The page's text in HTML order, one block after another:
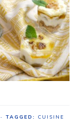
· TAGGED: CUISINE